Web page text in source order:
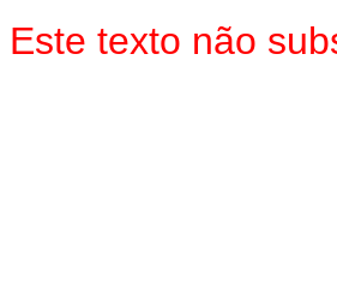
Este texto não